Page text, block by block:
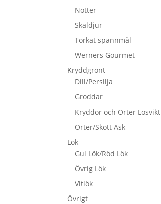
Nötter
Skaldjur
Torkat spannmål
Werners Gourmet
Kryddgrönt
Dill/Persilja
Groddar
Kryddor och Örter Lösvikt
Örter/Skott Ask
Lök
Gul Lök/Röd Lök
Övrig Lök
Vitlök
Övrigt